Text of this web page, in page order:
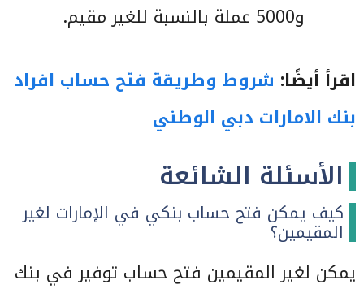
و5000 عملة بالنسبة للغير مقيم.
اقرأ أيضًا: شروط وطريقة فتح حساب افراد
بنك الامارات دبي الوطني
الأسئلة الشائعة
كيف يمكن فتح حساب بنكي في الإمارات لغير
المقيمين؟
يمكن لغير المقيمين فتح حساب توفير في بنك